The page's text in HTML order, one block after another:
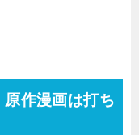
原作漫画は打ち